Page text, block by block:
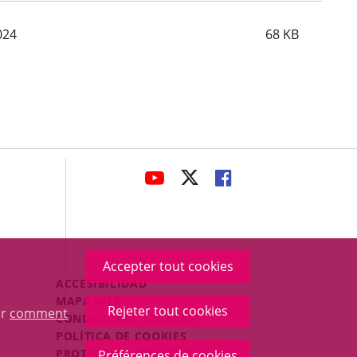
comment
Accepter tout cookies
Rejeter tout cookies
68 KB
ENLACE
APLICACIÓN
EXTERNA.
ENLACE
APLICACIÓN
EXTERNA.
ENLACE
APLICACIÓN
EXTERNA.
Menú
Legal
Footer
ACCESIBILIDAD
MAPA WEB
CONDICIONES LEGALES
POLÍTICA DE COOKIES
PROTECCIÓN DE DATOS